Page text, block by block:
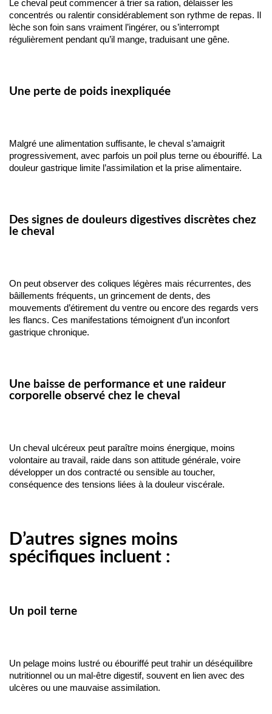
Le cheval peut commencer à trier sa ration, délaisser les
concentrés ou ralentir considérablement son rythme de repas. Il
lèche son foin sans vraiment l’ingérer, ou s’interrompt
régulièrement pendant qu’il mange, traduisant une gêne.
Une perte de poids inexpliquée
Malgré une alimentation suffisante, le cheval s’amaigrit
progressivement, avec parfois un poil plus terne ou ébouriffé. La
douleur gastrique limite l’assimilation et la prise alimentaire.
Des signes de douleurs digestives discrètes chez
le cheval
On peut observer des coliques légères mais récurrentes, des
bâillements fréquents, un grincement de dents, des
mouvements d’étirement du ventre ou encore des regards vers
les flancs. Ces manifestations témoignent d’un inconfort
gastrique chronique.
Une baisse de performance et une raideur
corporelle observé chez le cheval
Un cheval ulcéreux peut paraître moins énergique, moins
volontaire au travail, raide dans son attitude générale, voire
développer un dos contracté ou sensible au toucher,
conséquence des tensions liées à la douleur viscérale.
D’autres signes moins
spécifiques incluent :
Un poil terne
Un pelage moins lustré ou ébouriffé peut trahir un déséquilibre
nutritionnel ou un mal-être digestif, souvent en lien avec des
ulcères ou une mauvaise assimilation.